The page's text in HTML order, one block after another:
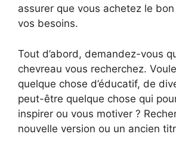
assurer que vous achetez le
vos besoins.
Tout d’abord, demandez-vous
chevreau vous recherchez.
quelque chose d’éducatif, de
peut-être quelque chose qui
inspirer ou vous motiver ?
nouvelle version ou un ancien